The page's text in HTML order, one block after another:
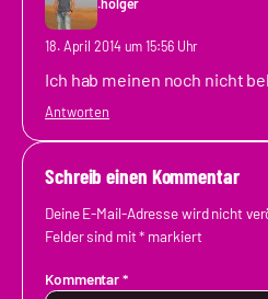
18. April 2014 um 15:56 Uhr
Ich hab meinen noch nicht
Antworten
Schreib einen Kommentar
Deine E-Mail-Adresse wird nicht
Felder sind mit* markiert
Kommentar*